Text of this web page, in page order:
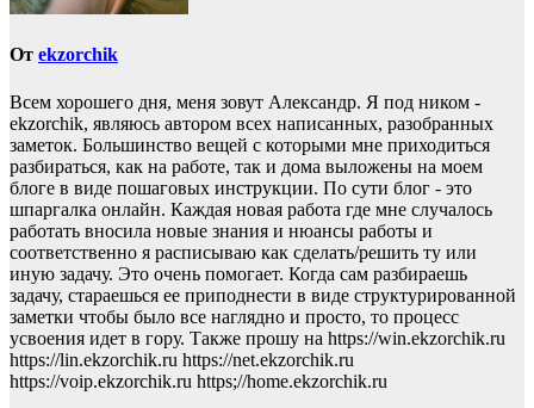
От ekzorchik
Всем хорошего дня, меня зовут Александр. Я под ником -
ekzorchik, являюсь автором всех написанных, разобранных
заметок. Большинство вещей с которыми мне приходиться
разбираться, как на работе, так и дома выложены на моем
блоге в виде пошаговых инструкции. По сути блог - это
шпаргалка онлайн. Каждая новая работа где мне случалось
работать вносила новые знания и нюансы работы и
соответственно я расписываю как сделать/решить ту или
иную задачу. Это очень помогает. Когда сам разбираешь
задачу, стараешься ее приподнести в виде структурированной
заметки чтобы было все наглядно и просто, то процесс
усвоения идет в гору. Также прошу на https://win.ekzorchik.ru
https://lin.ekzorchik.ru https://net.ekzorchik.ru
https://voip.ekzorchik.ru https;//home.ekzorchik.ru